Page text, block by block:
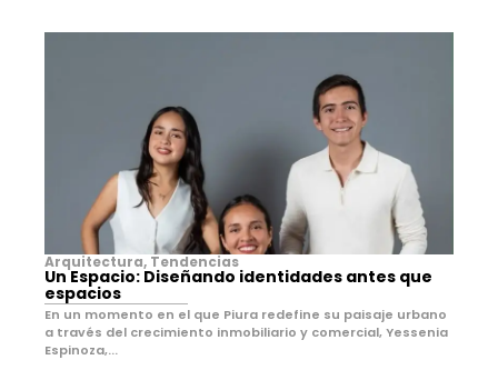
Arquitectura, Tendencias
Un Espacio: Diseñando identidades antes que
espacios
En un momento en el que Piura redefine su paisaje urbano
a través del crecimiento inmobiliario y comercial, Yessenia
Espinoza,...